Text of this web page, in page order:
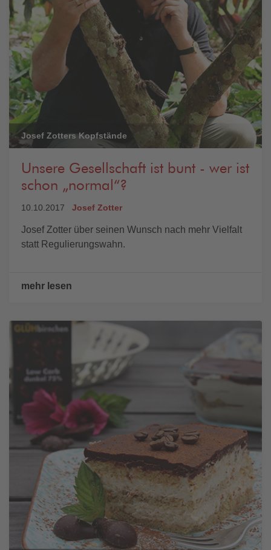
Josef Zotters Kopfstände
Unsere Gesellschaft ist bunt - wer ist
schon „normal“?
10.10.2017 Josef Zotter
Josef Zotter über seinen Wunsch nach mehr Vielfalt
statt Regulierungswahn.
mehr lesen